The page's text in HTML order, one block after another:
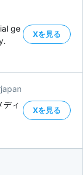
ge
Xを見る
ディ
Xを見る